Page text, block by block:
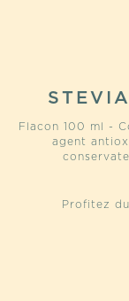
Flacon 100 ml -
agent
Profitez